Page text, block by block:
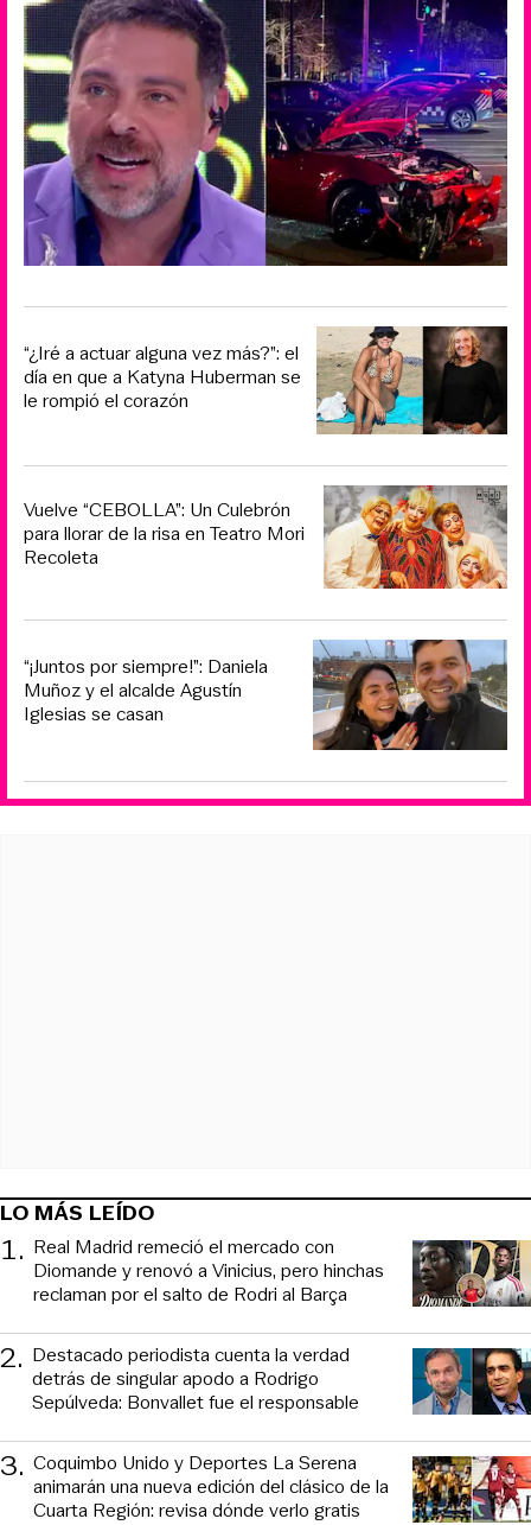
“¿Iré a actuar alguna vez más?”: el
día en que a Katyna Huberman se
le rompió el corazón
Vuelve “CEBOLLA”: Un Culebrón
para llorar de la risa en Teatro Mori
Recoleta
“¡Juntos por siempre!”: Daniela
Muñoz y el alcalde Agustín
Iglesias se casan
LO MÁS LEÍDO
1. Real Madrid remeció el mercado con
Diomande y renovó a Vinicius, pero hinchas
reclaman por el salto de Rodri al Barça
2. Destacado periodista cuenta la verdad
detrás de singular apodo a Rodrigo
Sepúlveda: Bonvallet fue el responsable
3. Coquimbo Unido y Deportes La Serena
animarán una nueva edición del clásico de la
Cuarta Región: revisa dónde verlo gratis